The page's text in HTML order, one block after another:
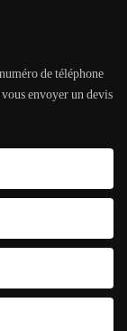
de téléphone
envoyer un devis